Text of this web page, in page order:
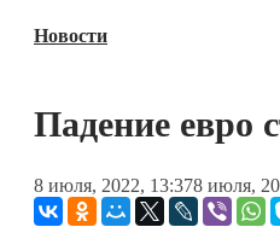
Блокчейн
Технологии
ESG
Новости
Падение евро
8 июля, 2022, 13:378 июля,